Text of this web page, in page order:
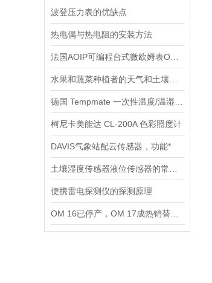
波登压力表的优缺点
热电偶与热电阻的安装方法
柯尼卡美能达 CL-200A 色彩照度计
DAVIS气象站配云传感器，功能*
便携雷电探测仪的探测原理